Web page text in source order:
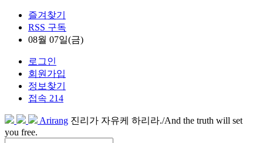
즐겨찾기
RSS 구독
08월 07일(금)
로그인
회원가입
정보찾기
접속 214
Arirang 진리가 자유케 하리라./And the truth will set
you free.